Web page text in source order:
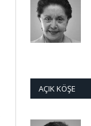
AÇIK KÖŞE